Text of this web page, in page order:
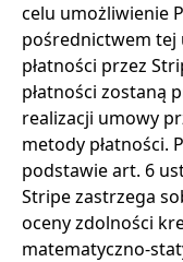
celu umożliwienie
pośrednictwem tej
płatności przez
płatności zostaną
realizacji umowy
metody płatności.
podstawie art. 6
Stripe zastrzega
oceny zdolności
matematyczno-